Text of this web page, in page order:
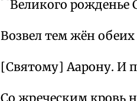
Великого рожденье
Возвел тем жён
[Святому] Аарону. И
Со жреческим кровь